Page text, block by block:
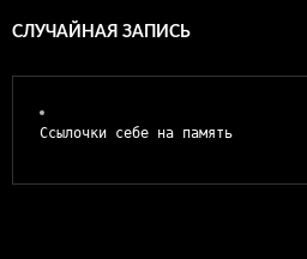
СЛУЧАЙНАЯ ЗАПИСЬ
Ссылочки себе на память